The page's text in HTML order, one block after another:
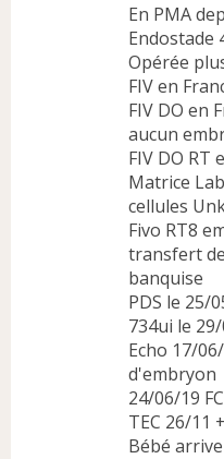
En PMA
Endostade
Opérée
FIV en
FIV DO en
aucun
FIV DO RT
Matrice
cellules
Fivo RT8
transfert
banquise
PDS le 25/
734ui le
Echo 17/
d'embryon
24/06/19
TEC 26/11
Bébé